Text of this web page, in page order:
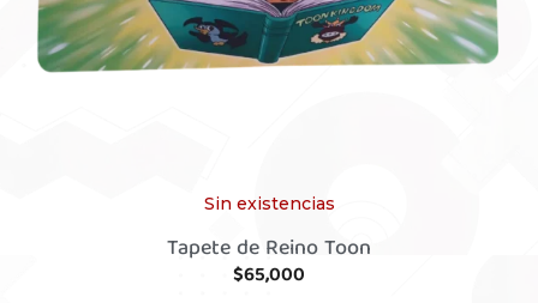
Sin existencias
Tapete de Reino Toon
$65,000